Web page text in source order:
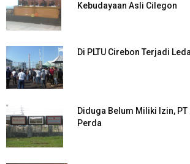
Kebudayaan Asli Cilegon
Di PLTU Cirebon Terjadi
Diduga Belum Miliki Izin, PT
Perda